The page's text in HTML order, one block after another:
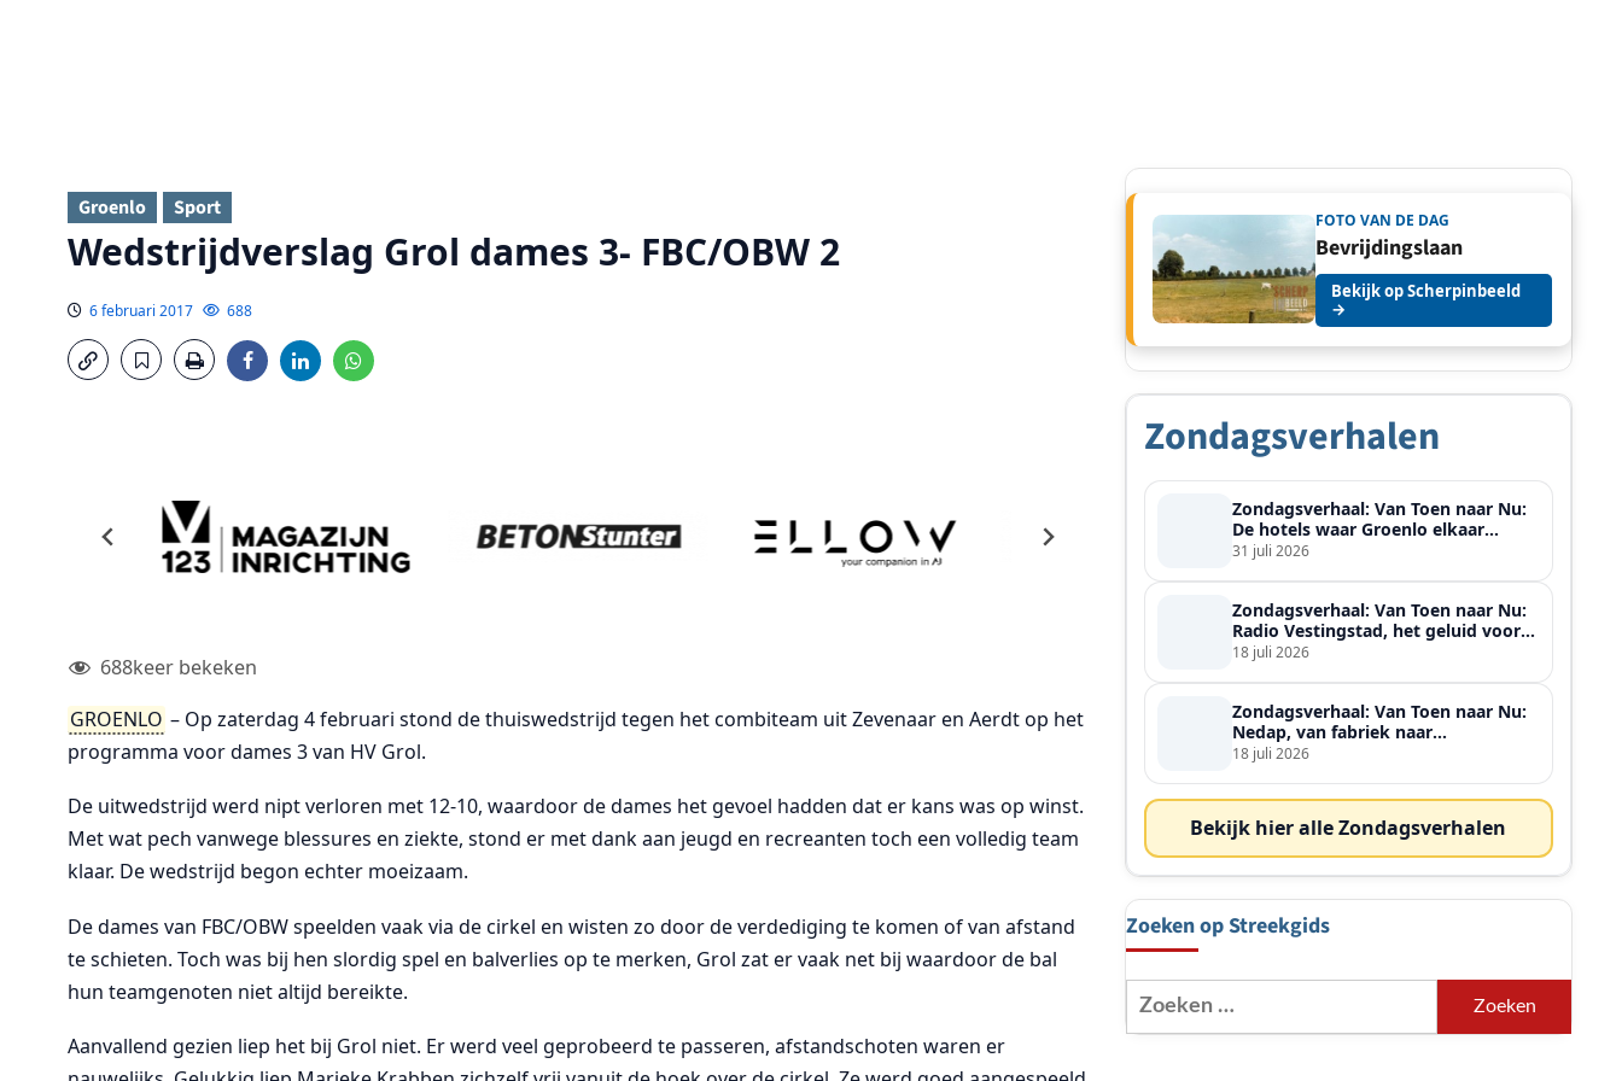
Groenlo Sport
Wedstrijdverslag Grol dames 3- FBC/OBW 2
6 februari 2017 688
688keer bekeken
GROENLO – Op zaterdag 4 februari stond de thuiswedstrijd tegen het combiteam uit Zevenaar en Aerdt op het
programma voor dames 3 van HV Grol.
De uitwedstrijd werd nipt verloren met 12-10, waardoor de dames het gevoel hadden dat er kans was op winst.
Met wat pech vanwege blessures en ziekte, stond er met dank aan jeugd en recreanten toch een volledig team
klaar. De wedstrijd begon echter moeizaam.
De dames van FBC/OBW speelden vaak via de cirkel en wisten zo door de verdediging te komen of van afstand
te schieten. Toch was bij hen slordig spel en balverlies op te merken, Grol zat er vaak net bij waardoor de bal
hun teamgenoten niet altijd bereikte.
Aanvallend gezien liep het bij Grol niet. Er werd veel geprobeerd te passeren, afstandschoten waren er
FOTO VAN DE DAG
Bevrijdingslaan
Bekijk op Scherpinbeeld
→
Zondagsverhalen
Zondagsverhaal: Van Toen naar Nu:
De hotels waar Groenlo elkaar
ontmoette
31 juli 2026
Zondagsverhaal: Van Toen naar Nu:
Radio Vestingstad, het geluid voor
heel de streek
18 juli 2026
Zondagsverhaal: Van Toen naar Nu:
Nedap, van fabriek naar
wereldspeler
18 juli 2026
Bekijk hier alle Zondagsverhalen
Zoeken op Streekgids
Zoeken
naar: